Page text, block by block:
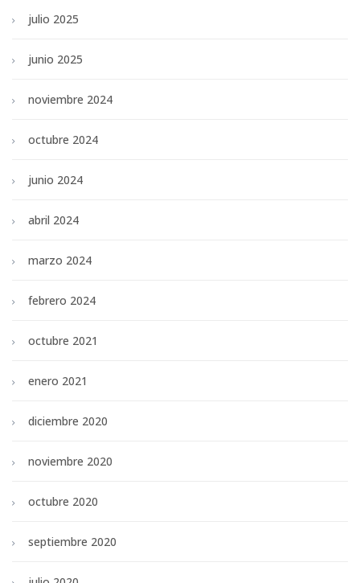
julio 2025
junio 2025
noviembre 2024
octubre 2024
junio 2024
abril 2024
marzo 2024
febrero 2024
octubre 2021
enero 2021
diciembre 2020
noviembre 2020
octubre 2020
septiembre 2020